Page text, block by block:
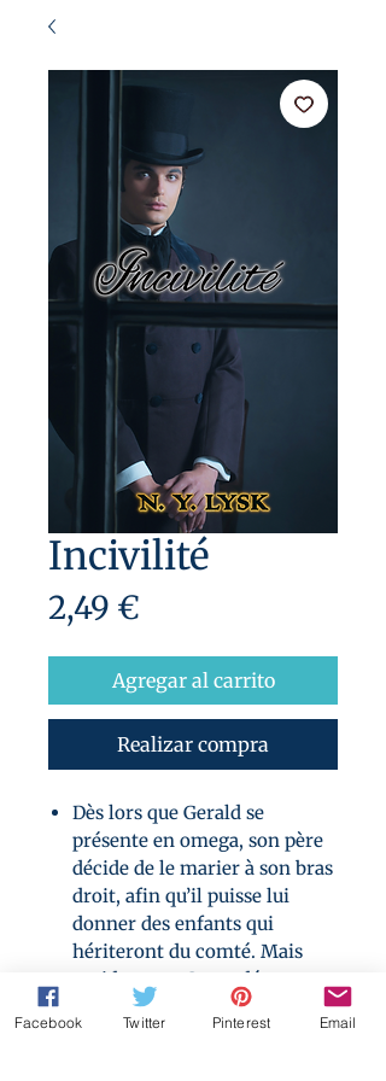
Incivilité
2,49 €
Agregar al carrito
Realizar compra
Dès lors que Gerald se
présente en omega, son père
décide de le marier à son bras
droit, afin qu’il puisse lui
donner des enfants qui
hériteront du comté. Mais
rapidement, Gerry découvre
que le plan est encore plus
sinistre…
Facebook Twitter Pinterest Email